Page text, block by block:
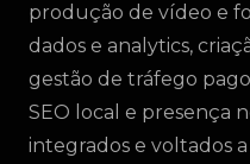
produção de vídeo e
dados e analytics,
gestão de tráfego
SEO local e presença
integrados e voltados